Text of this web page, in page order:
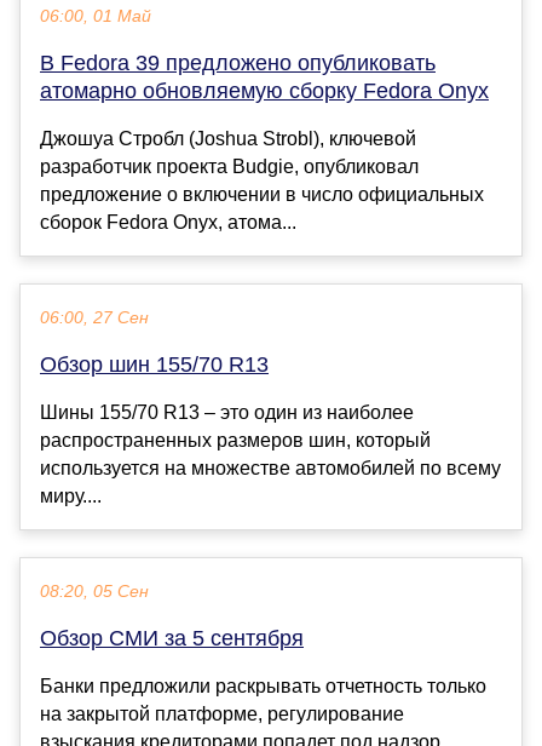
06:00, 01 Май
В Fedora 39 предложено опубликовать
атомарно обновляемую сборку Fedora Onyx
Джошуа Стробл (Joshua Strobl), ключевой
разработчик проекта Budgie, опубликовал
предложение о включении в число официальных
сборок Fedora Onyx, атома...
06:00, 27 Сен
Обзор шин 155/70 R13
Шины 155/70 R13 – это один из наиболее
распространенных размеров шин, который
используется на множестве автомобилей по всему
миру....
08:20, 05 Сен
Обзор СМИ за 5 сентября
Банки предложили раскрывать отчетность только
на закрытой платформе, регулирование